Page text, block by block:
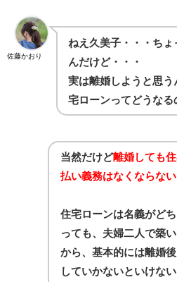
佐藤かおり
ねえ久美子・・・ちょ
んだけど・・・
実は離婚しようと思う
宅ローンってどうなる
当然だけど離婚しても
払い義務はなくならない
住宅ローンは名義がど
っても、夫婦二人で築
から、基本的には離婚
していかないといけない